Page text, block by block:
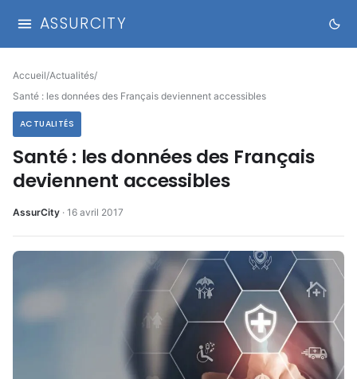
ASSURCITY
Accueil/Actualités/
Santé : les données des Français deviennent accessibles
ACTUALITÉS
Santé : les données des Français
deviennent accessibles
AssurCity · 16 avril 2017